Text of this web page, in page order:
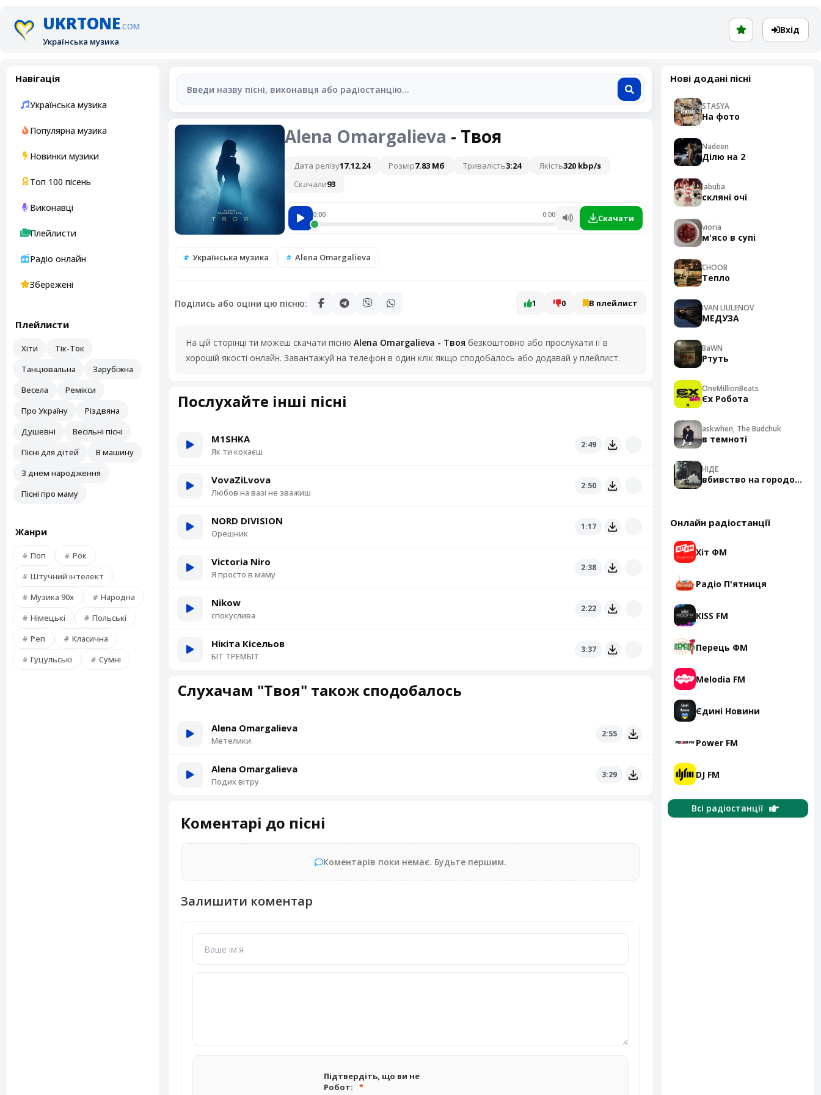
UKRTONE.COM
Українська музика
Вхід
Навігація
Українська музика
Популярна музика
Новинки музики
Топ 100 пісень
Виконавці
Плейлисти
Радіо онлайн
Збережені
Плейлисти
Хіти
Тік-Ток
Танцювальна
Зарубіжна
Весела
Ремікси
Про Україну
Різдвяна
Душевні
Весільні пісні
Пісні для дітей
В машину
З днем народження
Пісні про маму
Жанри
Поп
Рок
Штучний інтелект
Музика 90х
Народна
Німецькі
Польські
Реп
Класична
Гуцульські
Сумні
Alena Omargalieva - Твоя
Дата релізу17.12.24 Розмір7.83 Мб Тривалість3:24 Якість320 kbp/s
Скачали93
0:00 0:00 Скачати
Українська музика Alena Omargalieva
Поділись або оціни цю пісню: 1 0 В плейлист
На цій сторінці ти можеш скачати пісню Alena Omargalieva - Твоя безкоштовно або прослухати її в
хорошій якості онлайн. Завантажуй на телефон в один клік якщо сподобалось або додавай у плейлист.
Послухайте інші пісні
M1SHKA
Як ти кохаєш
2:49
VovaZiLvova
Любов на вазі не зважиш
2:50
NORD DIVISION
Орешник
1:17
Victoria Niro
Я просто в маму
2:38
Nikow
спокуслива
2:22
Нікіта Кісельов
БІТ ТРЕМБІТ
3:37
Слухачам "Твоя" також сподобалось
Alena Omargalieva
Метелики
2:55
Alena Omargalieva
Подих вітру
3:29
Коментарі до пісні
Коментарів поки немає. Будьте першим.
Залишити коментар
Підтвердіть, що ви не
Робот:
Нові додані пісні
STASYA
На фото
Nadeen
Ділю на 2
labuba
скляні очі
vioria
м'ясо в супі
CHOOB
Тепло
IVAN LIULENOV
МЕДУЗА
BaWN
Ртуть
OneMillionBeats
Єх Робота
askwhen, The Budchuk
в темноті
НІДЕ
вбивство на городоцькій
Онлайн радіостанції
Хіт ФМ
Радіо П'ятниця
KISS FM
Перець ФМ
Melodia FM
Єдині Новини
Power FM
DJ FM
Всі радіостанції